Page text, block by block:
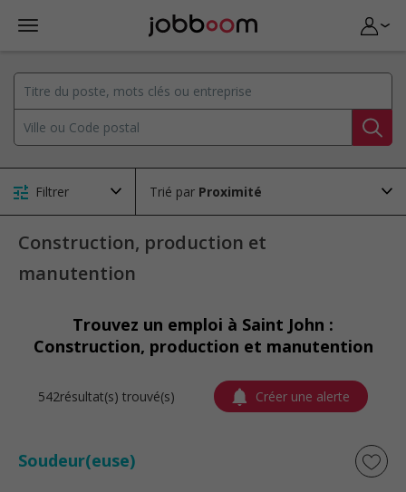
Filtrer Trié par
Construction, production et
manutention
Trouvez un emploi à Saint John :
Construction, production et manutention
542résultat(s) trouvé(s) Créer une alerte
Soudeur(euse)